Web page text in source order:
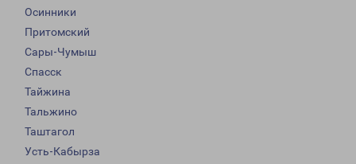
Осинники
Притомский
Сары-Чумыш
Спасск
Тайжина
Тальжино
Таштагол
Усть-Кабырза